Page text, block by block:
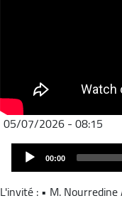
05/07/2026 - 08:15
Audio
Player 00:00
L'invité : • M.